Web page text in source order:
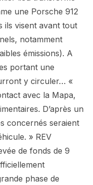
une Porsche 912
ils visent avant tout
notamment
émissions). A
portant une
y circuler… «
avec la Mapa,
D’après un
concernés seraient
» REV
de fonds de 9
phase de